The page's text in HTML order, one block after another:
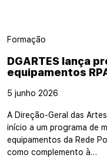
Formação
DGARTES lança
equipamentos
5 junho 2026
A Direção-Geral das
início a um programa de
equipamentos da Rede
como complemento à…